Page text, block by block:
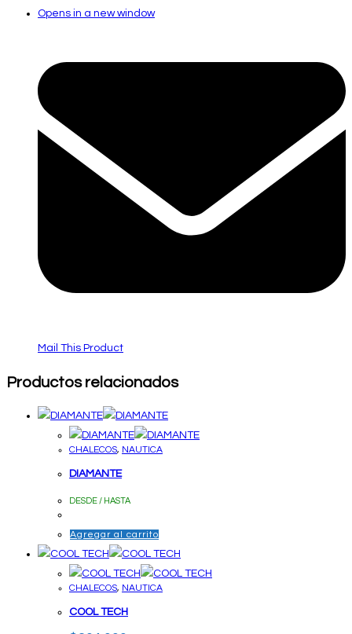
Opens in a new window
Mail This Product
Productos relacionados
CHALECOS, NAUTICA
DIAMANTE
DESDE / HASTA
Agregar al carrito
CHALECOS, NAUTICA
COOL TECH